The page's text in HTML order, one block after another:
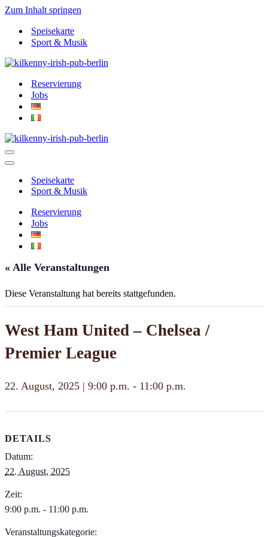
Zum Inhalt springen
Speisekarte
Sport & Musik
Reservierung
Jobs
Navigationsmenü
Navigationsmenü
Speisekarte
Sport & Musik
Reservierung
Jobs
« Alle Veranstaltungen
Diese Veranstaltung hat bereits stattgefunden.
West Ham United – Chelsea /
Premier League
22. August, 2025 | 9:00 p.m. - 11:00 p.m.
DETAILS
Datum:
22. August, 2025
Zeit:
9:00 p.m. - 11:00 p.m.
Veranstaltungskategorie: